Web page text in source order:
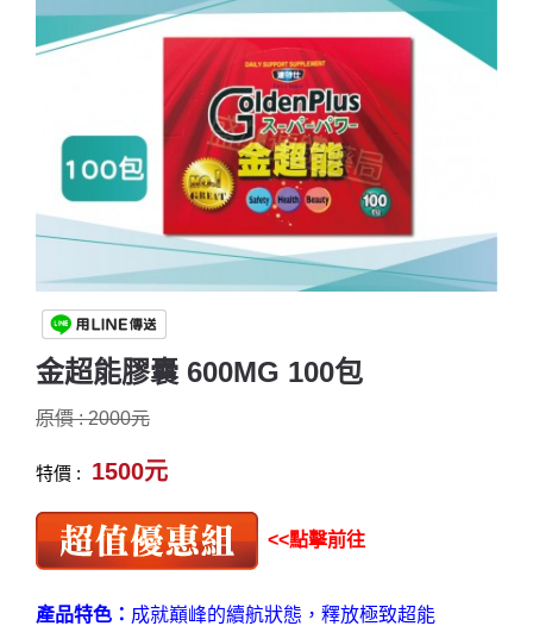
金超能膠囊 600MG 100包
原價 : 2000元
特價 : 1500元
<<點擊前往
產品特色： 成就巔峰的續航狀態，釋放極致超能